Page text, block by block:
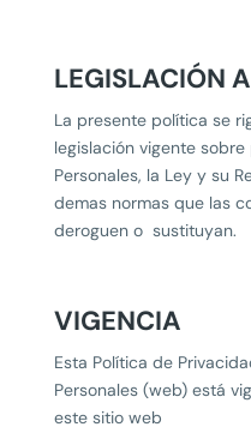
LEGISLACIÓN
La presente política se
legislación vigente
Personales, la Ley y su
demas normas que las
deroguen o sustituyan.
VIGENCIA
Esta Política de
Personales (web) está
este sitio web